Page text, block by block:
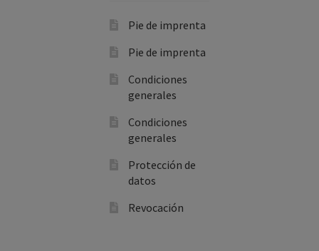
Pie de imprenta
Pie de imprenta
Condiciones
generales
Condiciones
generales
Protección de
datos
Revocación